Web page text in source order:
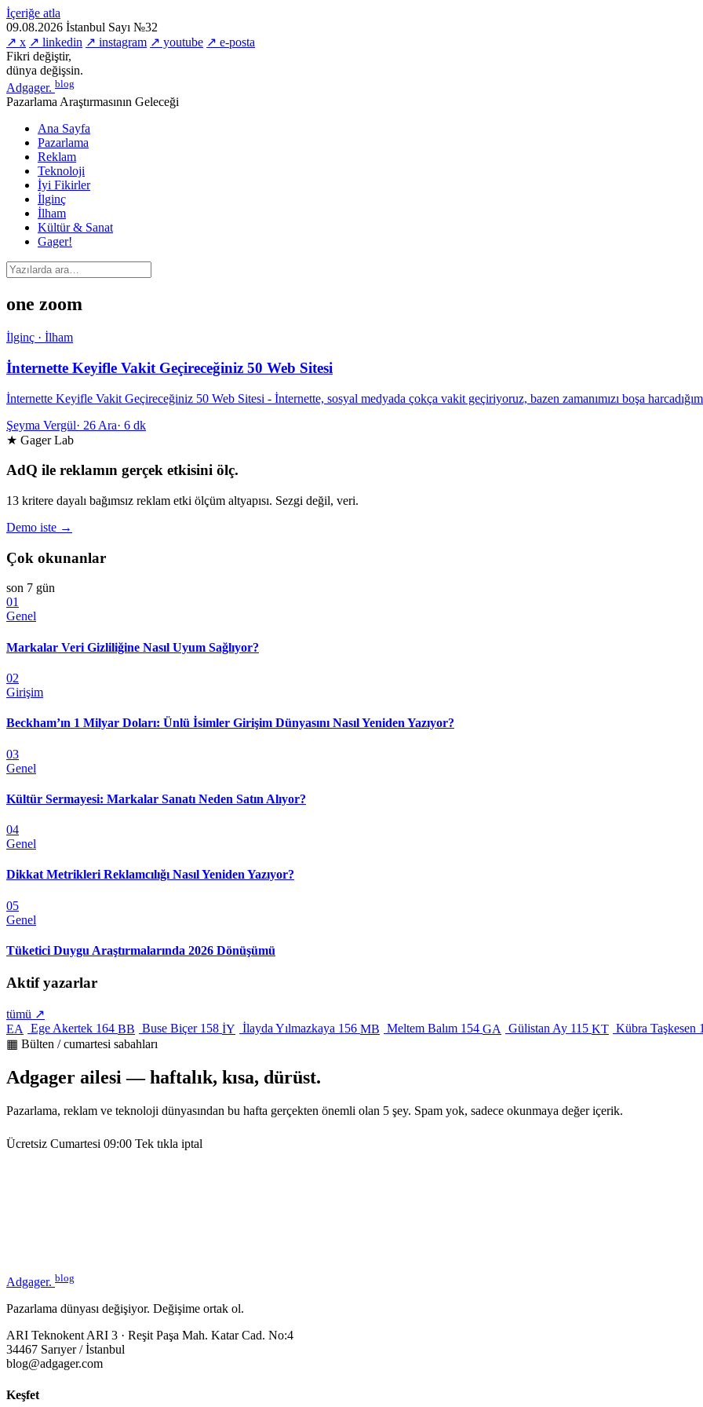
İçeriğe atla
09.08.2026 İstanbul Sayı №32
↗ x ↗ linkedin ↗ instagram ↗ youtube ↗ e-posta
Fikri değiştir,
dünya değişsin.
Adgager. blog
Pazarlama Araştırmasının Geleceği
Ana Sayfa
Pazarlama
Reklam
Teknoloji
İyi Fikirler
İlginç
İlham
Kültür & Sanat
Gager!
one zoom
İlginç · İlham
İnternette Keyifle Vakit Geçireceğiniz 50 Web Sitesi
İnternette Keyifle Vakit Geçireceğiniz 50 Web Sitesi - İnternette, sosyal medyada çokça vakit geçiriyoruz, bazen zamanımızı boşa
Şeyma Vergül· 26 Ara· 6 dk
★ Gager Lab
AdQ ile reklamın gerçek etkisini ölç.
13 kritere dayalı bağımsız reklam etki ölçüm altyapısı. Sezgi değil, veri.
Demo iste →
Çok okunanlar
son 7 gün
01
Genel
Markalar Veri Gizliliğine Nasıl Uyum Sağlıyor?
02
Girişim
Beckham’ın 1 Milyar Doları: Ünlü İsimler Girişim Dünyasını Nasıl Yeniden Yazıyor?
03
Genel
Kültür Sermayesi: Markalar Sanatı Neden Satın Alıyor?
04
Genel
Dikkat Metrikleri Reklamcılığı Nasıl Yeniden Yazıyor?
05
Genel
Tüketici Duygu Araştırmalarında 2026 Dönüşümü
Aktif yazarlar
tümü ↗
EA
Ege Akertek 164 BB Buse Biçer 158 İY İlayda Yılmazkaya 156 MB Meltem Balım 154 GA Gülistan Ay 115 KT Kübra Taşkesen
▦ Bülten / cumartesi sabahları
Adgager ailesi — haftalık, kısa, dürüst.
Pazarlama, reklam ve teknoloji dünyasından bu hafta gerçekten önemli olan 5 şey. Spam yok, sadece okunmaya değer içerik.
Ücretsiz Cumartesi 09:00 Tek tıkla iptal
Adgager. blog
Pazarlama dünyası değişiyor. Değişime ortak ol.
ARI Teknokent ARI 3 · Reşit Paşa Mah. Katar Cad. No:4
34467 Sarıyer / İstanbul
blog@adgager.com
Keşfet